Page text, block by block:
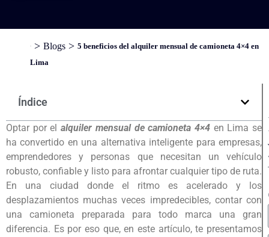
> Blogs > 5 beneficios del alquiler mensual de camioneta 4×4 en
Lima
Índice
Optar por elalquiler mensual de camioneta 4×4en Lima se
ha convertido en una alternativa inteligente para empresas,
emprendedores y personas que necesitan un vehículo
robusto, confiable y listo para afrontar cualquier tipo de ruta.
En una ciudad donde el ritmo es acelerado y los
desplazamientos muchas veces impredecibles, contar con
una camioneta preparada para todo marca una gran
diferencia. Es por eso que, en este artículo, te presentamos